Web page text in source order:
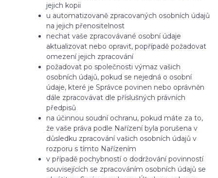
jejich kopii
u automatizovaně zpracovaných osobních údajů
na jejich přenositelnost
nechat vaše zpracovávané osobní údaje
aktualizovat nebo opravit, popřípadě požadovat
omezení jejich zpracování
požadovat po společnosti výmaz vašich
osobních údajů, pokud se nejedná o osobní
údaje, které je Správce povinen nebo oprávněn
dále zpracovávat dle příslušných právních
předpisů
na účinnou soudní ochranu, pokud máte za to,
že vaše práva podle Nařízení byla porušena v
důsledku zpracování vašich osobních údajů v
rozporu s tímto Nařízením
v případě pochybností o dodržování povinností
souvisejících se zpracováním osobních údajů se